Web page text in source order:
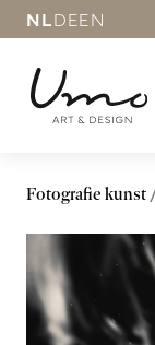
NLDEEN
Fotografie kunst